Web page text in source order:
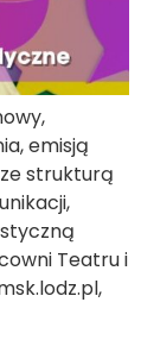
emisją
strukturą
Teatru i